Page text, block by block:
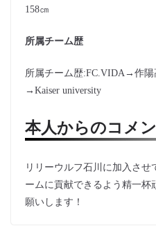
158㎝
所属チーム歴
所属チーム歴:FC.VIDA→作
→Kaiser university
本人からのコメ
リリーウルフ石川に加入さ
ームに貢献できるよう精一杯
願いします！